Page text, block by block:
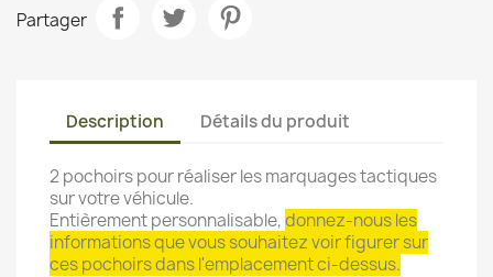
Partager
Description Détails du produit
2 pochoirs pour réaliser les marquages tactiques
sur votre véhicule.
Entièrement personnalisable,donnez-nous les
informations que vous souhaitez voir figurer sur
ces pochoirs dans l'emplacement ci-dessus.